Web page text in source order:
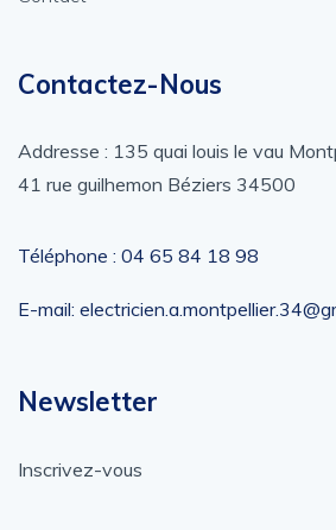
Contactez-Nous
Addresse : 135 quai louis le vau
41 rue guilhemon Béziers 34500
Téléphone : ‎04 65 84 18 98
E-mail:
Newsletter
Inscrivez-vous